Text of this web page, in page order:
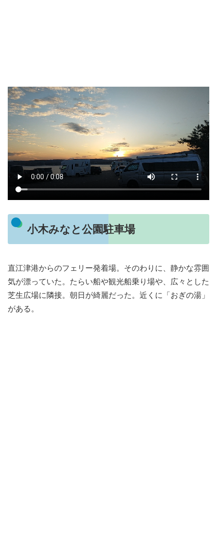
小木みなと公園駐車場
直江津港からのフェリー発着場。そのわりに、静かな雰囲
気が漂っていた。たらい船や観光船乗り場や、広々とした
芝生広場に隣接。朝日が綺麗だった。近くに「おぎの湯」
がある。